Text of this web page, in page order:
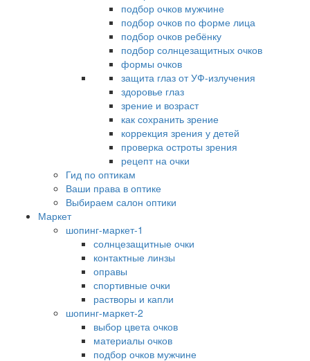
подбор очков мужчине
подбор очков по форме лица
подбор очков ребёнку
подбор солнцезащитных очков
формы очков
защита глаз от УФ-излучения
здоровье глаз
зрение и возраст
как сохранить зрение
коррекция зрения у детей
проверка остроты зрения
рецепт на очки
Гид по оптикам
Ваши права в оптике
Выбираем салон оптики
Маркет
шопинг-маркет-1
солнцезащитные очки
контактные линзы
оправы
спортивные очки
растворы и капли
шопинг-маркет-2
выбор цвета очков
материалы очков
подбор очков мужчине